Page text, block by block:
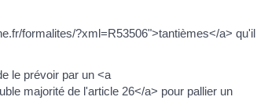
formalites/?xml=R53506">tantièmes</a> qu'il
le prévoir par un <a
majorité de l'article 26</a> pour pallier un